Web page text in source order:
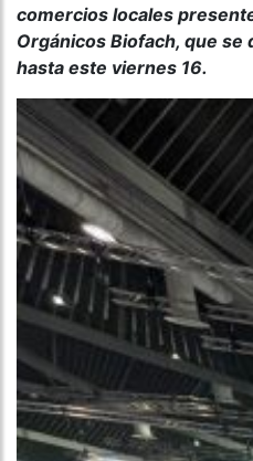
comercios locales
Orgánicos Biofach, que se
hasta este viernes 16.